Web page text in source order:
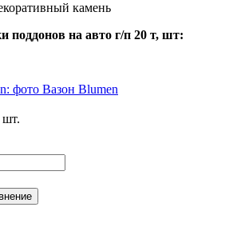
камень
поддонов на авто г/п 20 т, шт:
Вазон Blumen
шт.